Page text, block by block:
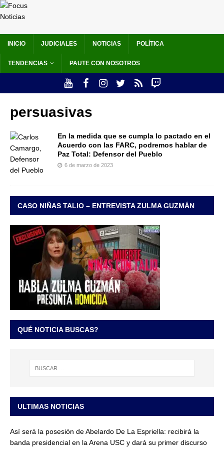
INICIO JUDICIALES NOTICIAS POLÍTICA
TENDENCIAS PAUTE CON NOSOTROS
persuasivas
En la medida que se cumpla lo pactado en el
Acuerdo con las FARC, podremos hablar de
Paz Total: Defensor del Pueblo
6 de marzo de 2023
CASO NIÑAS TALIO – ENTREVISTA ZULMA GUZMÁN
QUÉ NOTICIA BUSCAS?
ULTIMAS NOTICIAS
Así será la posesión de Abelardo De La Espriella: recibirá la
banda presidencial en la Arena USC y dará su primer discurso